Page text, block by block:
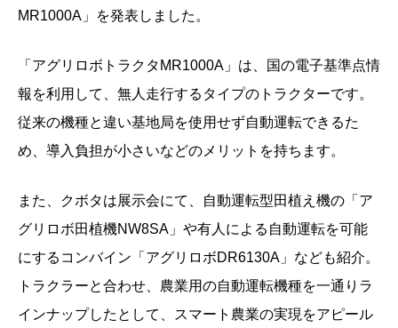
MR1000A」を発表しました。
「アグリロボトラクタMR1000A」は、国の電子基準点情
報を利用して、無人走行するタイプのトラクターです。
従来の機種と違い基地局を使用せず自動運転できるた
め、導入負担が小さいなどのメリットを持ちます。
また、クボタは展示会にて、自動運転型田植え機の「ア
グリロボ田植機NW8SA」や有人による自動運転を可能
にするコンバイン「アグリロボDR6130A」なども紹介。
トラクラーと合わせ、農業用の自動運転機種を一通りラ
インナップしたとして、スマート農業の実現をアピール